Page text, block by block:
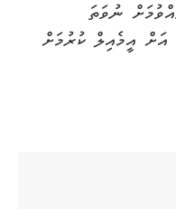
އަށް ގުޅުއްވުމަށް ނުވަތަ
reportscam@police.gov.mv އަށް އީމެއިލް ކުރުމަށް